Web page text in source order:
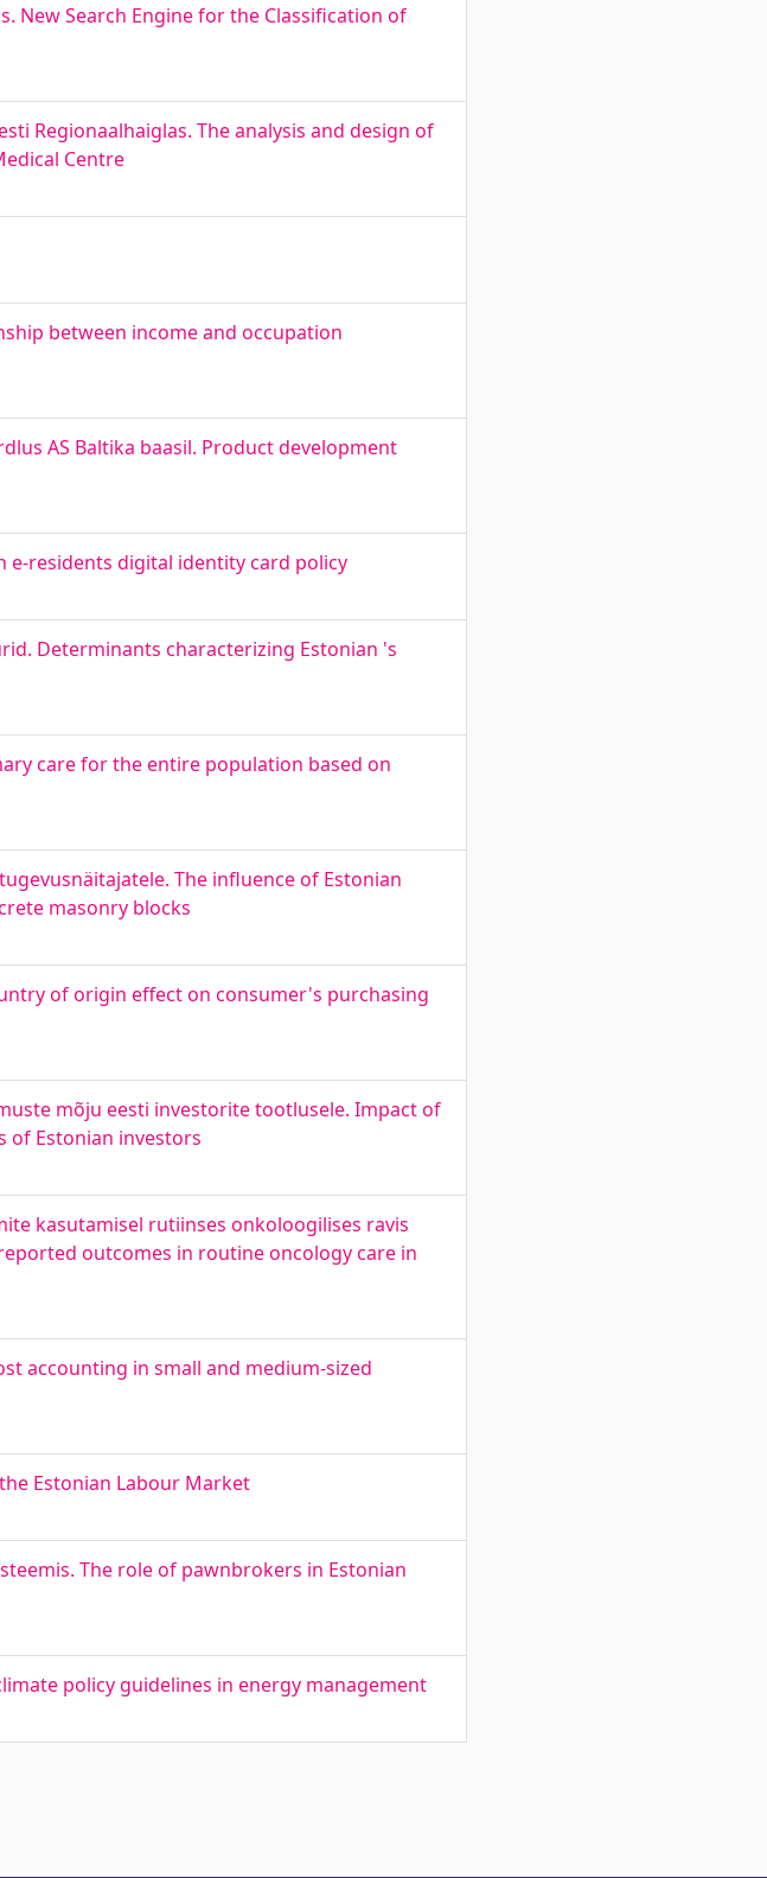
New Search Engine for the Classification of
Regionaalhaiglas. The analysis and design of
Centre
between income and occupation
AS Baltika baasil. Product development
e-residents digital identity card policy
Determinants characterizing Estonian 's
care for the entire population based on
The influence of Estonian
masonry blocks
of origin effect on consumer's purchasing
mõju eesti investorite tootlusele. Impact of
of Estonian investors
kasutamisel rutiinses onkoloogilises ravis
outcomes in routine oncology care in
accounting in small and medium-sized
Estonian Labour Market
The role of pawnbrokers in Estonian
policy guidelines in energy management